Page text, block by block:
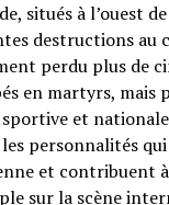
situés à l’ouest
destructions au
perdu plus de
en martyrs, mais
et
personnalités
et contribuent
sur la scène